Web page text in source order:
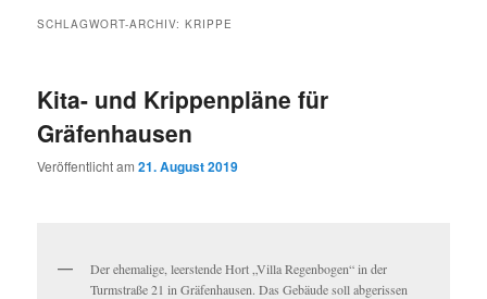
SCHLAGWORT-ARCHIV:KRIPPE
Kita- und Krippenpläne für
Gräfenhausen
Veröffentlicht am21. August 2019
Der ehemalige, leerstende Hort „Villa Regenbogen“ in der
Turmstraße 21 in Gräfenhausen. Das Gebäude soll abgerissen